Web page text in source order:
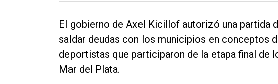
Fúnebres
Nosotros
El gobierno de Axel Kicillof autorizó una partida
saldar deudas con los municipios en conceptos
deportistas que participaron de la etapa final de
Mar del Plata.